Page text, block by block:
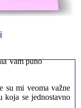
u firmi jer su
firmi. Istog dana
Vam puno
mi veoma važne
koja se jednostavno